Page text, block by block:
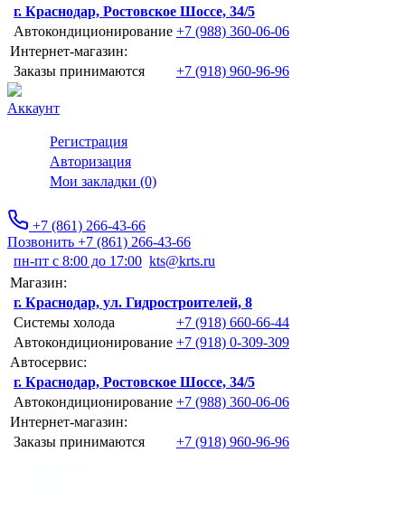
г. Краснодар, Ростовское Шоссе, 34/5
Автокондиционирование +7 (988) 360-06-06
Интернет-магазин:
Заказы принимаются
+7 (918) 960-96-96
Аккаунт
Регистрация
Авторизация
Мои закладки (0)
+7 (861) 266-43-66
Позвонить +7 (861) 266-43-66
пн-пт с 8:00 до 17:00 kts@krts.ru
Магазин:
г. Краснодар, ул. Гидростроителей, 8
Системы холода
+7 (918) 660-66-44
Автокондиционирование +7 (918) 0-309-309
Автосервис:
г. Краснодар, Ростовское Шоссе, 34/5
Автокондиционирование +7 (988) 360-06-06
Интернет-магазин:
Заказы принимаются
+7 (918) 960-96-96